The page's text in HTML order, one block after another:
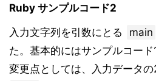
Ruby サンプルコード2
入力文字列を引数にとる
main
た。基本的にはサンプルコード
変更点としては、入力データ